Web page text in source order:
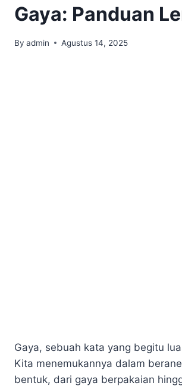
Gaya: Panduan
By admin Agustus 14, 2025
Gaya, sebuah kata yang begitu
Kita menemukannya dalam
bentuk, dari gaya berpakaian